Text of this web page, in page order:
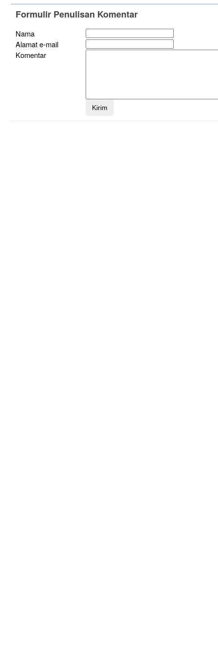
Formulir Penulisan Komentar
Nama
Alamat e-mail
Komentar